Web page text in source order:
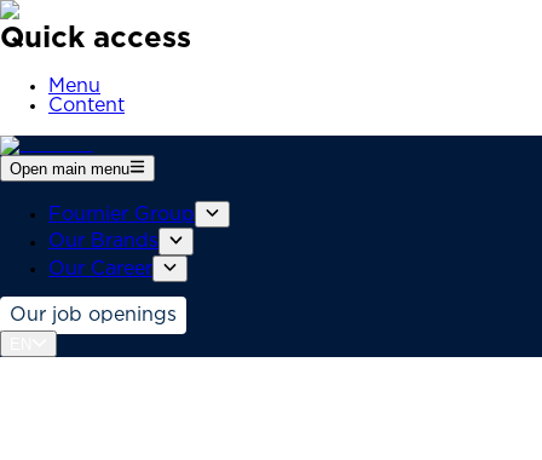
Quick access
Menu
Content
Open main menu
Fournier Group
Our Brands
Our Career
Our job openings